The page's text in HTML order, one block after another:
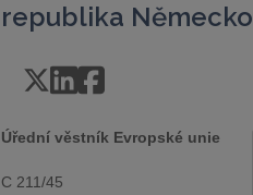
republika Německo
Úřední věstník Evropské unie
C 211/45